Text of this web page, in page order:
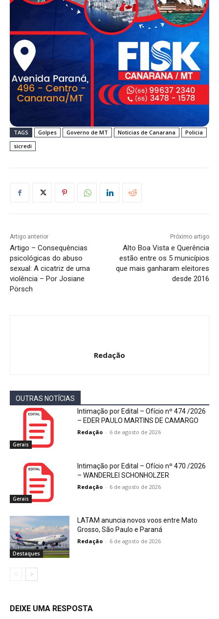
TAGS Golpes Governo de MT Noticias de Canarana
Policia
sicredi
Artigo anterior
Artigo – Consequências
psicológicas do abuso
sexual: A cicatriz de uma
violência – Por Josiane
Pörsch
Próximo artigo
Alto Boa Vista e Querência
estão entre os 5 municípios
que mais ganharam eleitores
desde 2016
Redação
OUTRAS NOTÍCIAS
Gerais
Intimação por Edital – Ofício nº 474 /2026
– EDER PAULO MARTINS DE CAMARGO
Redação - 6 de agosto de 2026
Gerais
Intimação por Edital – Ofício nº 470 /2026
– WANDERLEI SCHONHOLZER
Redação - 6 de agosto de 2026
Destaques
LATAM anuncia novos voos entre Mato
Grosso, São Paulo e Paraná
Redação - 6 de agosto de 2026
DEIXE UMA RESPOSTA